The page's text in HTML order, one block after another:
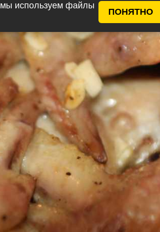
мы используем файлы
ПОНЯТНО